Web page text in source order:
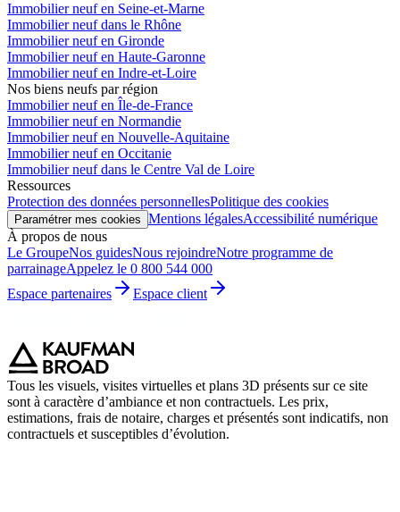
Immobilier neuf en Seine-et-Marne
Immobilier neuf dans le Rhône
Immobilier neuf en Gironde
Immobilier neuf en Haute-Garonne
Immobilier neuf en Indre-et-Loire
Nos biens neufs par région
Immobilier neuf en Île-de-France
Immobilier neuf en Normandie
Immobilier neuf en Nouvelle-Aquitaine
Immobilier neuf en Occitanie
Immobilier neuf dans le Centre Val de Loire
Ressources
Protection des données personnellesPolitique des cookies
Paramétrer mes cookies Mentions légalesAccessibilité numérique
À propos de nous
Le GroupeNos guidesNous rejoindreNotre programme de
parrainageAppelez le 0 800 544 000
Espace partenaires
Espace client
Tous les visuels, visites virtuelles et plans 3D présents sur ce site
sont à caractère d’ambiance et non contractuels. Les prix,
estimations, frais de notaire, charges et présentés sont indicatifs, non
contractuels et susceptibles d’évolution.